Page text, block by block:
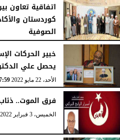
اتفاقية تعاون
كوردستان
الصوفية
الخميس، 14 يوليو 2022
خبير الحركات
يحصل علي
الأحد، 22 مايو 2022 07:59
فرق الموت..
الخميس، 3 فبراير 2022